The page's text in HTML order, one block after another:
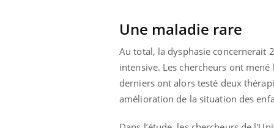
Une maladie rare
Au total, la dysphasie concernerait
intensive. Les chercheurs ont
derniers ont alors testé deux
amélioration de la situation des
Pourquoi votre ventre
gâche-t-il les premiers